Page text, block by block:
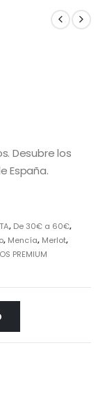
Desubre los
España.
, De 30€ a 60€,
, Mencía, Merlot,
PREMIUM